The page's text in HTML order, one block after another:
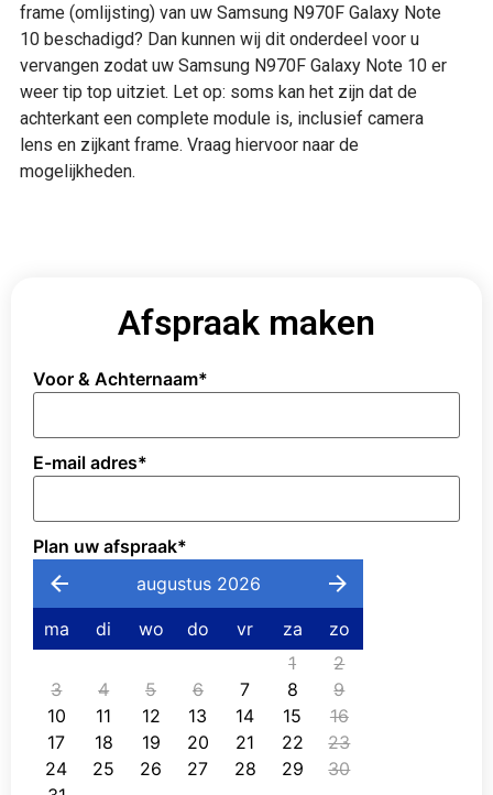
frame (omlijsting) van uw Samsung N970F Galaxy Note
10 beschadigd? Dan kunnen wij dit onderdeel voor u
vervangen zodat uw Samsung N970F Galaxy Note 10 er
weer tip top uitziet. Let op: soms kan het zijn dat de
achterkant een complete module is, inclusief camera
lens en zijkant frame. Vraag hiervoor naar de
mogelijkheden.
Afspraak maken
Voor & Achternaam*
E-mail adres*
Plan uw afspraak*
augustus 2026
ma di wo do vr za
zo
1
2
3
4 5 6 7 8
9
10
11 12 13 14 15
16
17
18 19 20 21 22
23
24
25 26 27 28 29
30